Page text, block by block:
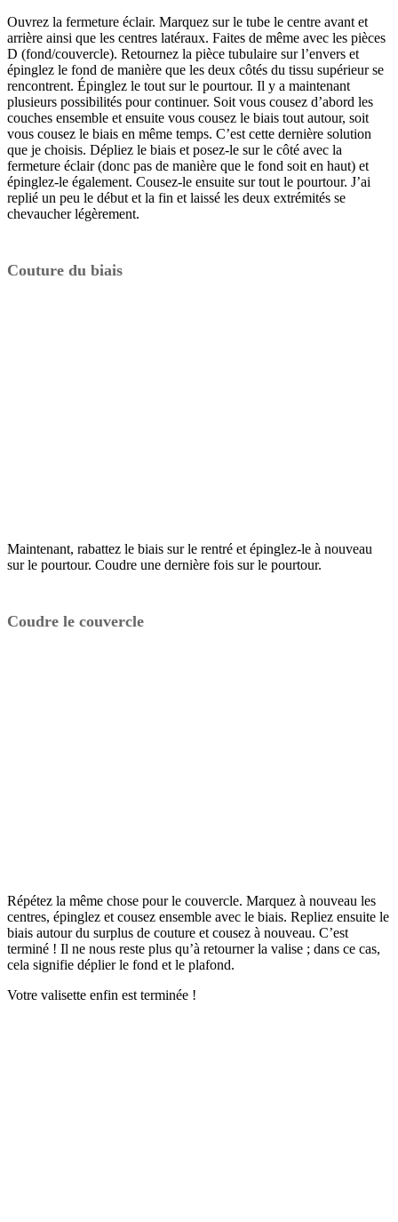
Ouvrez la fermeture éclair. Marquez sur le tube le centre avant et
arrière ainsi que les centres latéraux. Faites de même avec les pièces
D (fond/couvercle). Retournez la pièce tubulaire sur l’envers et
épinglez le fond de manière que les deux côtés du tissu supérieur se
rencontrent. Épinglez le tout sur le pourtour. Il y a maintenant
plusieurs possibilités pour continuer. Soit vous cousez d’abord les
couches ensemble et ensuite vous cousez le biais tout autour, soit
vous cousez le biais en même temps. C’est cette dernière solution
que je choisis. Dépliez le biais et posez-le sur le côté avec la
fermeture éclair (donc pas de manière que le fond soit en haut) et
épinglez-le également. Cousez-le ensuite sur tout le pourtour. J’ai
replié un peu le début et la fin et laissé les deux extrémités se
chevaucher légèrement.
Couture du biais
Maintenant, rabattez le biais sur le rentré et épinglez-le à nouveau
sur le pourtour. Coudre une dernière fois sur le pourtour.
Coudre le couvercle
Répétez la même chose pour le couvercle. Marquez à nouveau les
centres, épinglez et cousez ensemble avec le biais. Repliez ensuite le
biais autour du surplus de couture et cousez à nouveau. C’est
terminé ! Il ne nous reste plus qu’à retourner la valise ; dans ce cas,
cela signifie déplier le fond et le plafond.
Votre valisette enfin est terminée !